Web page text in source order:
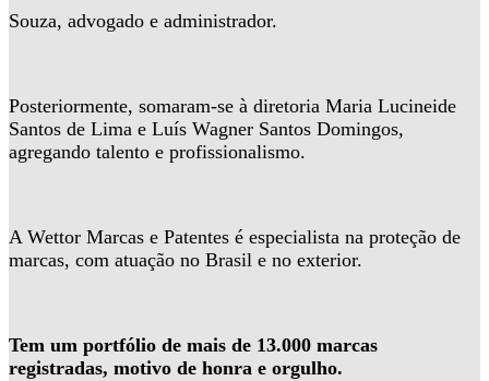
Souza, advogado e administrador.
Posteriormente, somaram-se à diretoria Maria Lucineide
Santos de Lima e Luís Wagner Santos Domingos,
agregando talento e profissionalismo.
A Wettor Marcas e Patentes é especialista na proteção de
marcas, com atuação no Brasil e no exterior.
Tem um portfólio de mais de 13.000 marcas
registradas, motivo de honra e orgulho.